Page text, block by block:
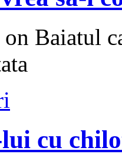
on Baiatul
cu